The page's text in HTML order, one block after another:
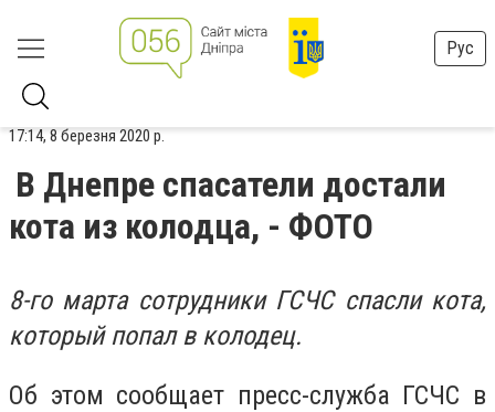
Рус
17:14, 8 березня 2020 р.
В Днепре спасатели достали
кота из колодца, - ФОТО
8-го марта сотрудники ГСЧС спасли кота,
который попал в колодец.
Об этом сообщает пресс-служба ГСЧС в